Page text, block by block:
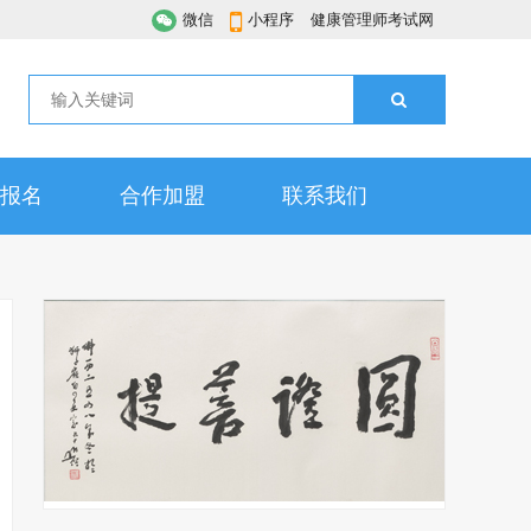
微信 小程序 健康管理师考试网
名 合作加盟 联系我们